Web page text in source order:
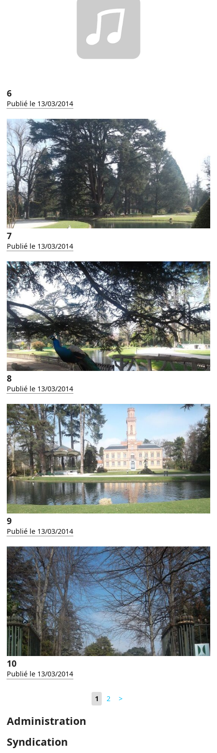
6
Publié le 13/03/2014
7
Publié le 13/03/2014
8
Publié le 13/03/2014
9
Publié le 13/03/2014
10
Publié le 13/03/2014
1 2 >
Administration
Syndication